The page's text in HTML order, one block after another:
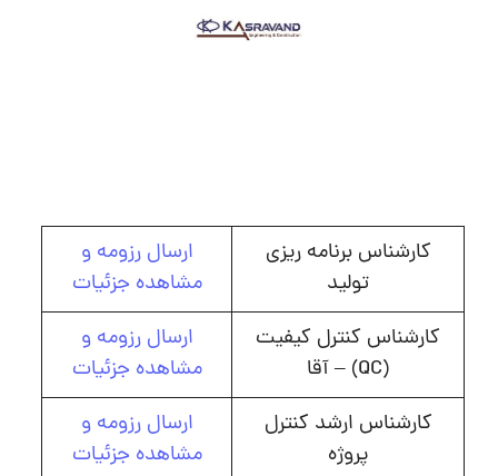
کارشناس برنامه ریزی
تولید
ارسال رزومه و
مشاهده جزئیات
کارشناس کنترل کیفیت
(QC) – آقا
ارسال رزومه و
مشاهده جزئیات
کارشناس ارشد کنترل
پروژه
ارسال رزومه و
مشاهده جزئیات